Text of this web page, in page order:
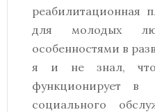
реабилитационная
для молодых
особенностями в
я и не знал, что
функционирует в
социального